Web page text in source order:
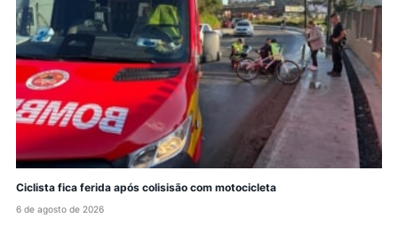
Ciclista fica ferida após colisisão com motocicleta
6 de agosto de 2026